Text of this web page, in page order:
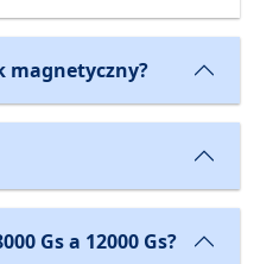
magnetyczny?
Gs a 12000 Gs?